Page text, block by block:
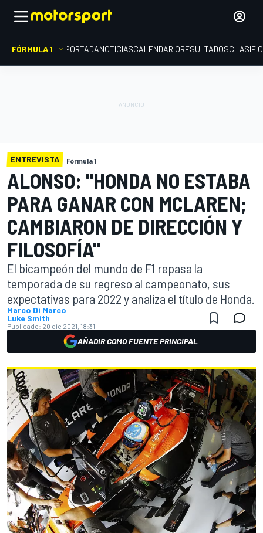
FÓRMULA 1 PORTADANOTICIASCALENDARIORESULTADOS
ENTREVISTA Fórmula 1
ALONSO: "HONDA NO ESTABA
PARA GANAR CON MCLAREN;
CAMBIARON DE DIRECCIÓN Y
FILOSOFÍA"
El bicampeón del mundo de F1 repasa la
temporada de su regreso al campeonato, sus
expectativas para 2022 y analiza el título de Honda.
Marco Di Marco
Luke Smith
Publicado: 20 dic 2021, 18:31
AÑADIR COMO FUENTE PRINCIPAL